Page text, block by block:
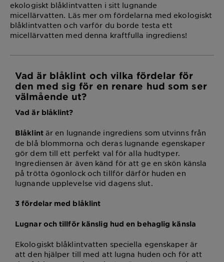
ekologiskt blåklintvatten i sitt lugnande
micellärvatten. Läs mer om fördelarna med ekologiskt
blåklintvatten och varför du borde testa ett
micellärvatten med denna kraftfulla ingrediens!
Vad är blåklint och vilka fördelar för
den med sig för en renare hud som ser
välmående ut?
Vad är blåklint?
Blåklintär en lugnande ingrediens som utvinns från
de blå blommorna och deras lugnande egenskaper
gör dem till ett perfekt val för alla hudtyper.
Ingrediensen är även känd för att ge en skön känsla
på trötta ögonlock och tillför därför huden en
lugnande upplevelse vid dagens slut.
3 fördelar med blåklint
Lugnar och tillför känslig hud en behaglig känsla
Ekologiskt blåklintvatten speciella egenskaper är
att den hjälper till med att lugna huden och för att